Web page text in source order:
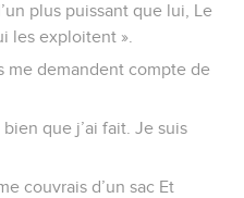
plus puissant que lui, Le
les exploitent ».
me demandent compte de
que j’ai fait. Je suis
couvrais d’un sac Et